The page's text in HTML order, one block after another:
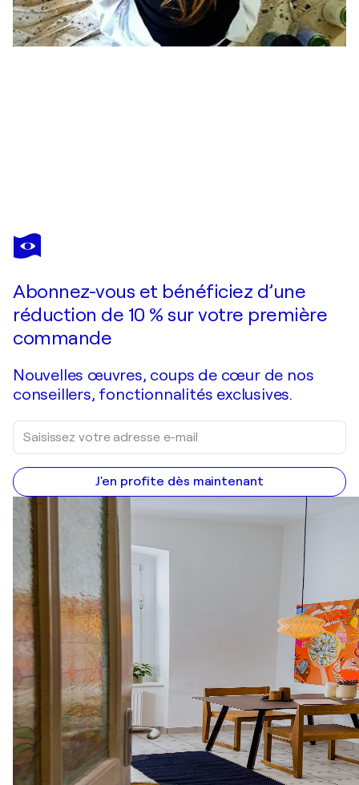
KERRY
A.
Je passe commande
Abonnez-vous et bénéficiez d’une
réduction de 10 % sur votre première
commande
Nouvelles œuvres, coups de cœur de nos
conseillers, fonctionnalités exclusives.
J'en profite dès maintenant